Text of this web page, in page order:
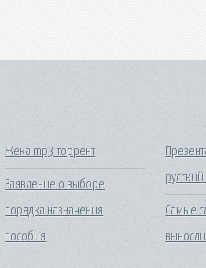
Жека mp3 торрент
Заявление о выборе
порядка назначения
пособия
Самые